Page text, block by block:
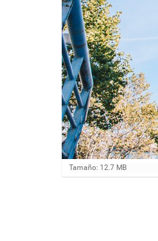
H
a
Tamaño: 12.7 MB